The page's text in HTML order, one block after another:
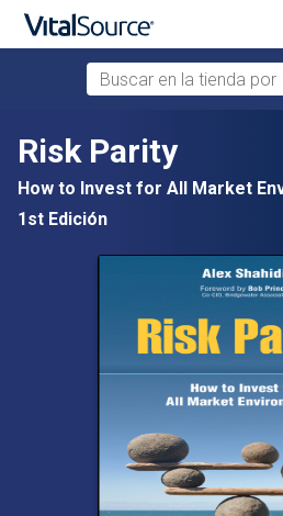
Saltar al contenido principal
Buscar en la tienda por
Risk Parity
How to Invest for All Market
1st Edición